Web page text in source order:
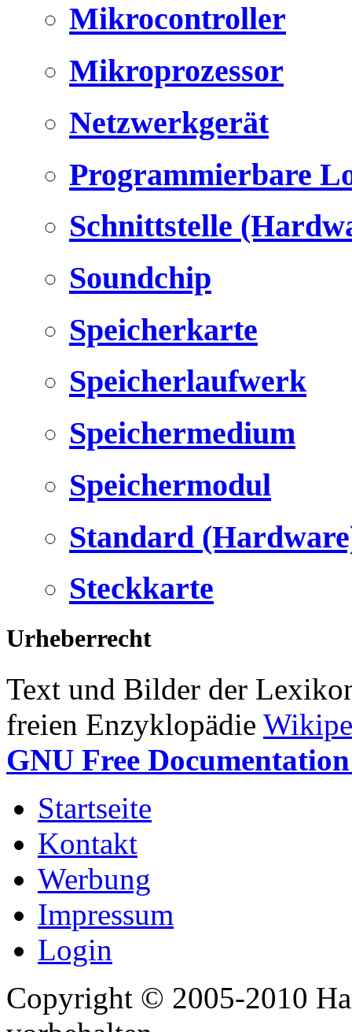
Mikrocontroller
Mikroprozessor
Netzwerkgerät
Programmierbare
Schnittstelle
Soundchip
Speicherkarte
Speicherlaufwerk
Speichermedium
Speichermodul
Standard
Steckkarte
Urheberrecht
Text und Bilder der
freien Enzyklopädie
GNU Free
Startseite
Kontakt
Werbung
Impressum
Login
Copyright © 2005-2010